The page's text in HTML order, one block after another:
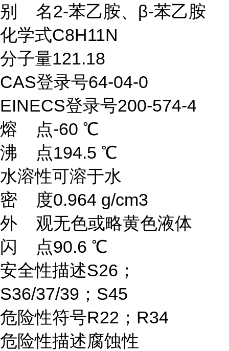
别 名2-苯乙胺、β-苯乙胺
化学式C8H11N
分子量121.18
CAS登录号64-04-0
EINECS登录号200-574-4
熔 点-60 ℃
沸 点194.5 ℃
水溶性可溶于水
密 度0.964 g/cm3
外 观无色或略黄色液体
闪 点90.6 ℃
安全性描述S26；
S36/37/39；S45
危险性符号R22；R34
危险性描述腐蚀性